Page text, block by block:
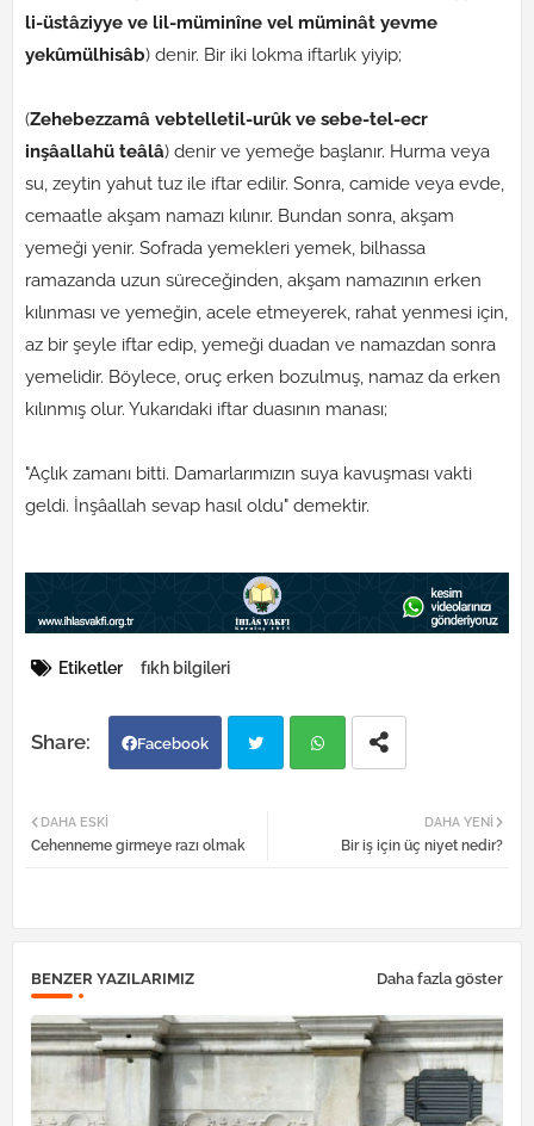
li-üstâziyye ve lil-müminîne vel müminât yevme
yekûmülhisâb) denir. Bir iki lokma iftarlık yiyip;
(Zehebezzamâ vebtelletil-urûk ve sebe-tel-ecr
inşâallahü teâlâ) denir ve yemeğe başlanır. Hurma veya
su, zeytin yahut tuz ile iftar edilir. Sonra, camide veya evde,
cemaatle akşam namazı kılınır. Bundan sonra, akşam
yemeği yenir. Sofrada yemekleri yemek, bilhassa
ramazanda uzun süreceğinden, akşam namazının erken
kılınması ve yemeğin, acele etmeyerek, rahat yenmesi için,
az bir şeyle iftar edip, yemeği duadan ve namazdan sonra
yemelidir. Böylece, oruç erken bozulmuş, namaz da erken
kılınmış olur. Yukarıdaki iftar duasının manası;
"Açlık zamanı bitti. Damarlarımızın suya kavuşması vakti
geldi. İnşâallah sevap hasıl oldu" demektir.
Etiketler fıkh bilgileri
Facebook
tter
DAHA YENI
Bir iş için üç niyet nedir?
DAHA ESKI
Cehenneme girmeye razı olmak
BENZER YAZILARIMIZ Daha fazla göster